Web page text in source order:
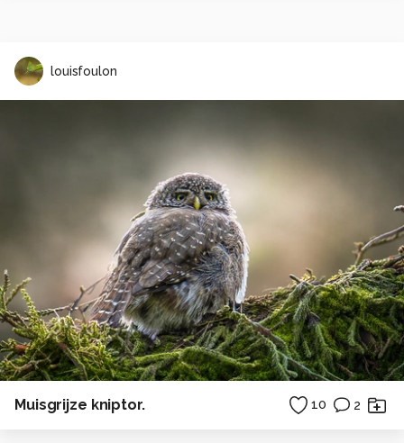
louisfoulon
Muisgrijze kniptor. 10 2